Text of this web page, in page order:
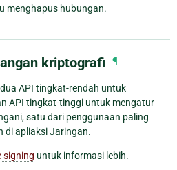
menghapus hubungan.
kriptografi ¶
API tingkat-rendah untuk
API tingkat-tinggi untuk mengatur
satu dari penggunaan paling
di apliaksi Jaringan.
signing untuk informasi lebih.